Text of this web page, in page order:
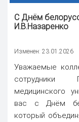
С Днём
И.В.Назаренко
Изменен: 23.01.2026
Уважаемые
сотрудники
медицинского
вас с Днём
который